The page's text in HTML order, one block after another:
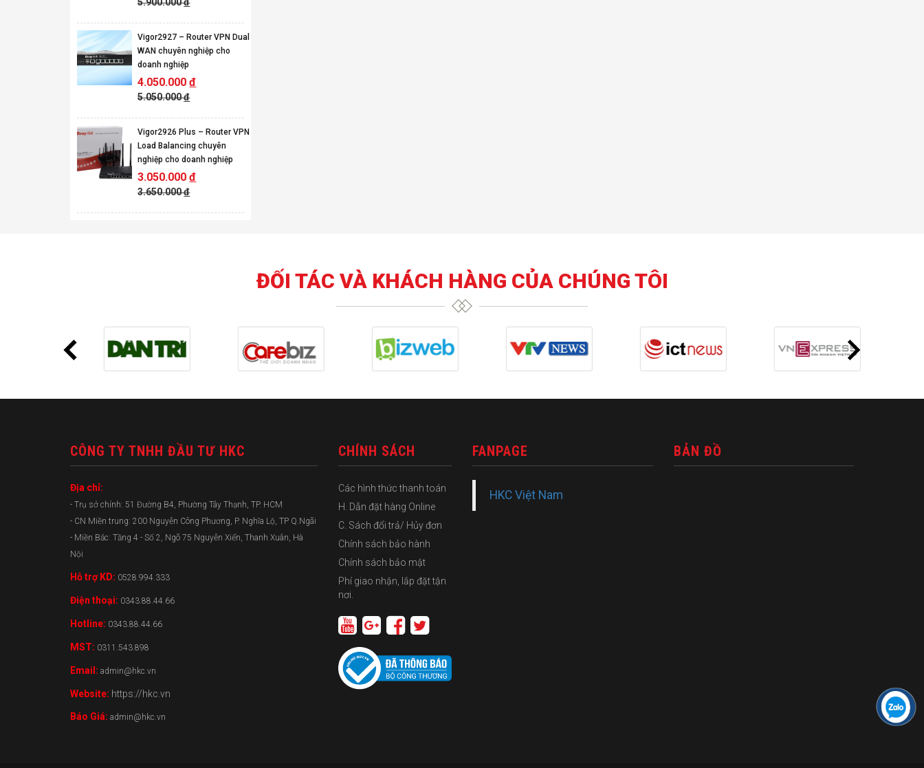
Vigor2927 – Router VPN Dual
WAN chuyên nghiệp cho
doanh nghiệp
4.050.000đ
5.050.000đ
Vigor2926 Plus – Router VPN
Load Balancing chuyên
nghiệp cho doanh nghiệp
3.050.000đ
3.650.000đ
ĐỐI TÁC VÀ KHÁCH HÀNG CỦA CHÚNG TÔI
CÔNG TY TNHH ĐẦU TƯ HKC
Địa chỉ:
- Trụ sở chính: 51 Đường B4, Phường Tây Thạnh, TP. HCM
- CN Miền trung: 200 Nguyễn Công Phương, P. Nghĩa Lộ, TP Q.Ngãi
- Miền Bắc: Tầng 4 - Số 2, Ngõ 75 Nguyễn Xiển, Thanh Xuân, Hà
Nội
Hỗ trợ KD: 0528.994.333
Điện thoại: 0343.88.44.66
Hotline: 0343.88.44.66
MST: 0311.543.898
Email: admin@hkc.vn
Website: https://hkc.vn
Báo Giá: admin@hkc.vn
CHÍNH SÁCH
Các hình thức thanh toán
H. Dẫn đặt hàng Online
C. Sách đổi trả/ Hủy đơn
Chính sách bảo hành
Chính sách bảo mật
Phí giao nhận, lắp đặt tận
nơi.
FANPAGE
HKC Việt Nam
BẢN ĐỒ